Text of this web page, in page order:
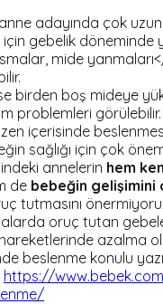
adayında çok
için gebelik döneminde
mide
birden boş mideye
problemleri görülebilir.
içerisinde
sağlığı için çok
annelerin hem
de bebeğin gelişimini
tutmasını
oruç tutan
azalma
beslenme konulu
https://